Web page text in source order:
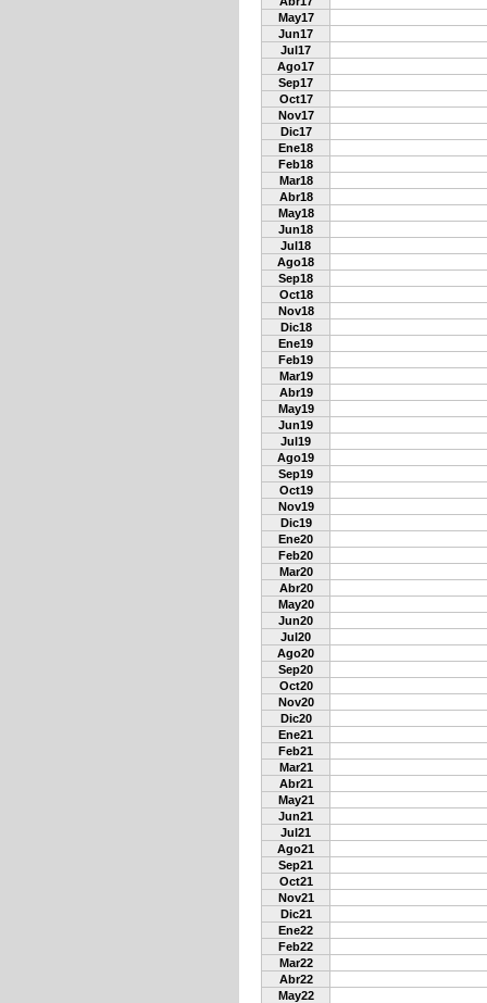
May17
Jun17
Jul17
Ago17
Sep17
Oct17
Nov17
Dic17
Ene18
Feb18
Mar18
Abr18
May18
Jun18
Jul18
Ago18
Sep18
Oct18
Nov18
Dic18
Ene19
Feb19
Mar19
Abr19
May19
Jun19
Jul19
Ago19
Sep19
Oct19
Nov19
Dic19
Ene20
Feb20
Mar20
Abr20
May20
Jun20
Jul20
Ago20
Sep20
Oct20
Nov20
Dic20
Ene21
Feb21
Mar21
Abr21
May21
Jun21
Jul21
Ago21
Sep21
Oct21
Nov21
Dic21
Ene22
Feb22
Mar22
Abr22
May22